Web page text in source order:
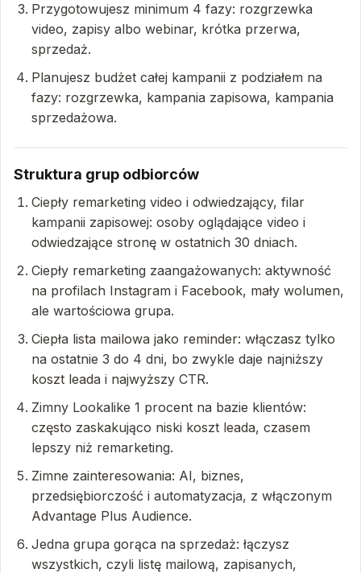
Przygotowujesz minimum 4 fazy: rozgrzewka
video, zapisy albo webinar, krótka przerwa,
sprzedaż.
Planujesz budżet całej kampanii z podziałem na
fazy: rozgrzewka, kampania zapisowa, kampania
sprzedażowa.
Struktura grup odbiorców
Ciepły remarketing video i odwiedzający, filar
kampanii zapisowej: osoby oglądające video i
odwiedzające stronę w ostatnich 30 dniach.
Ciepły remarketing zaangażowanych: aktywność
na profilach Instagram i Facebook, mały wolumen,
ale wartościowa grupa.
Ciepła lista mailowa jako reminder: włączasz tylko
na ostatnie 3 do 4 dni, bo zwykle daje najniższy
koszt leada i najwyższy CTR.
Zimny Lookalike 1 procent na bazie klientów:
często zaskakująco niski koszt leada, czasem
lepszy niż remarketing.
Zimne zainteresowania: AI, biznes,
przedsiębiorczość i automatyzacja, z włączonym
Advantage Plus Audience.
Jedna grupa gorąca na sprzedaż: łączysz
wszystkich, czyli listę mailową, zapisanych,